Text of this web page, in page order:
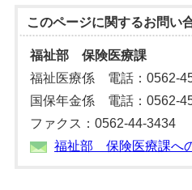
このページに関するお問い
福祉部 保険医療課
福祉医療係 電話：0562-
国保年金係 電話：0562-
ファクス：0562-44-3434
福祉部 保険医療課へ